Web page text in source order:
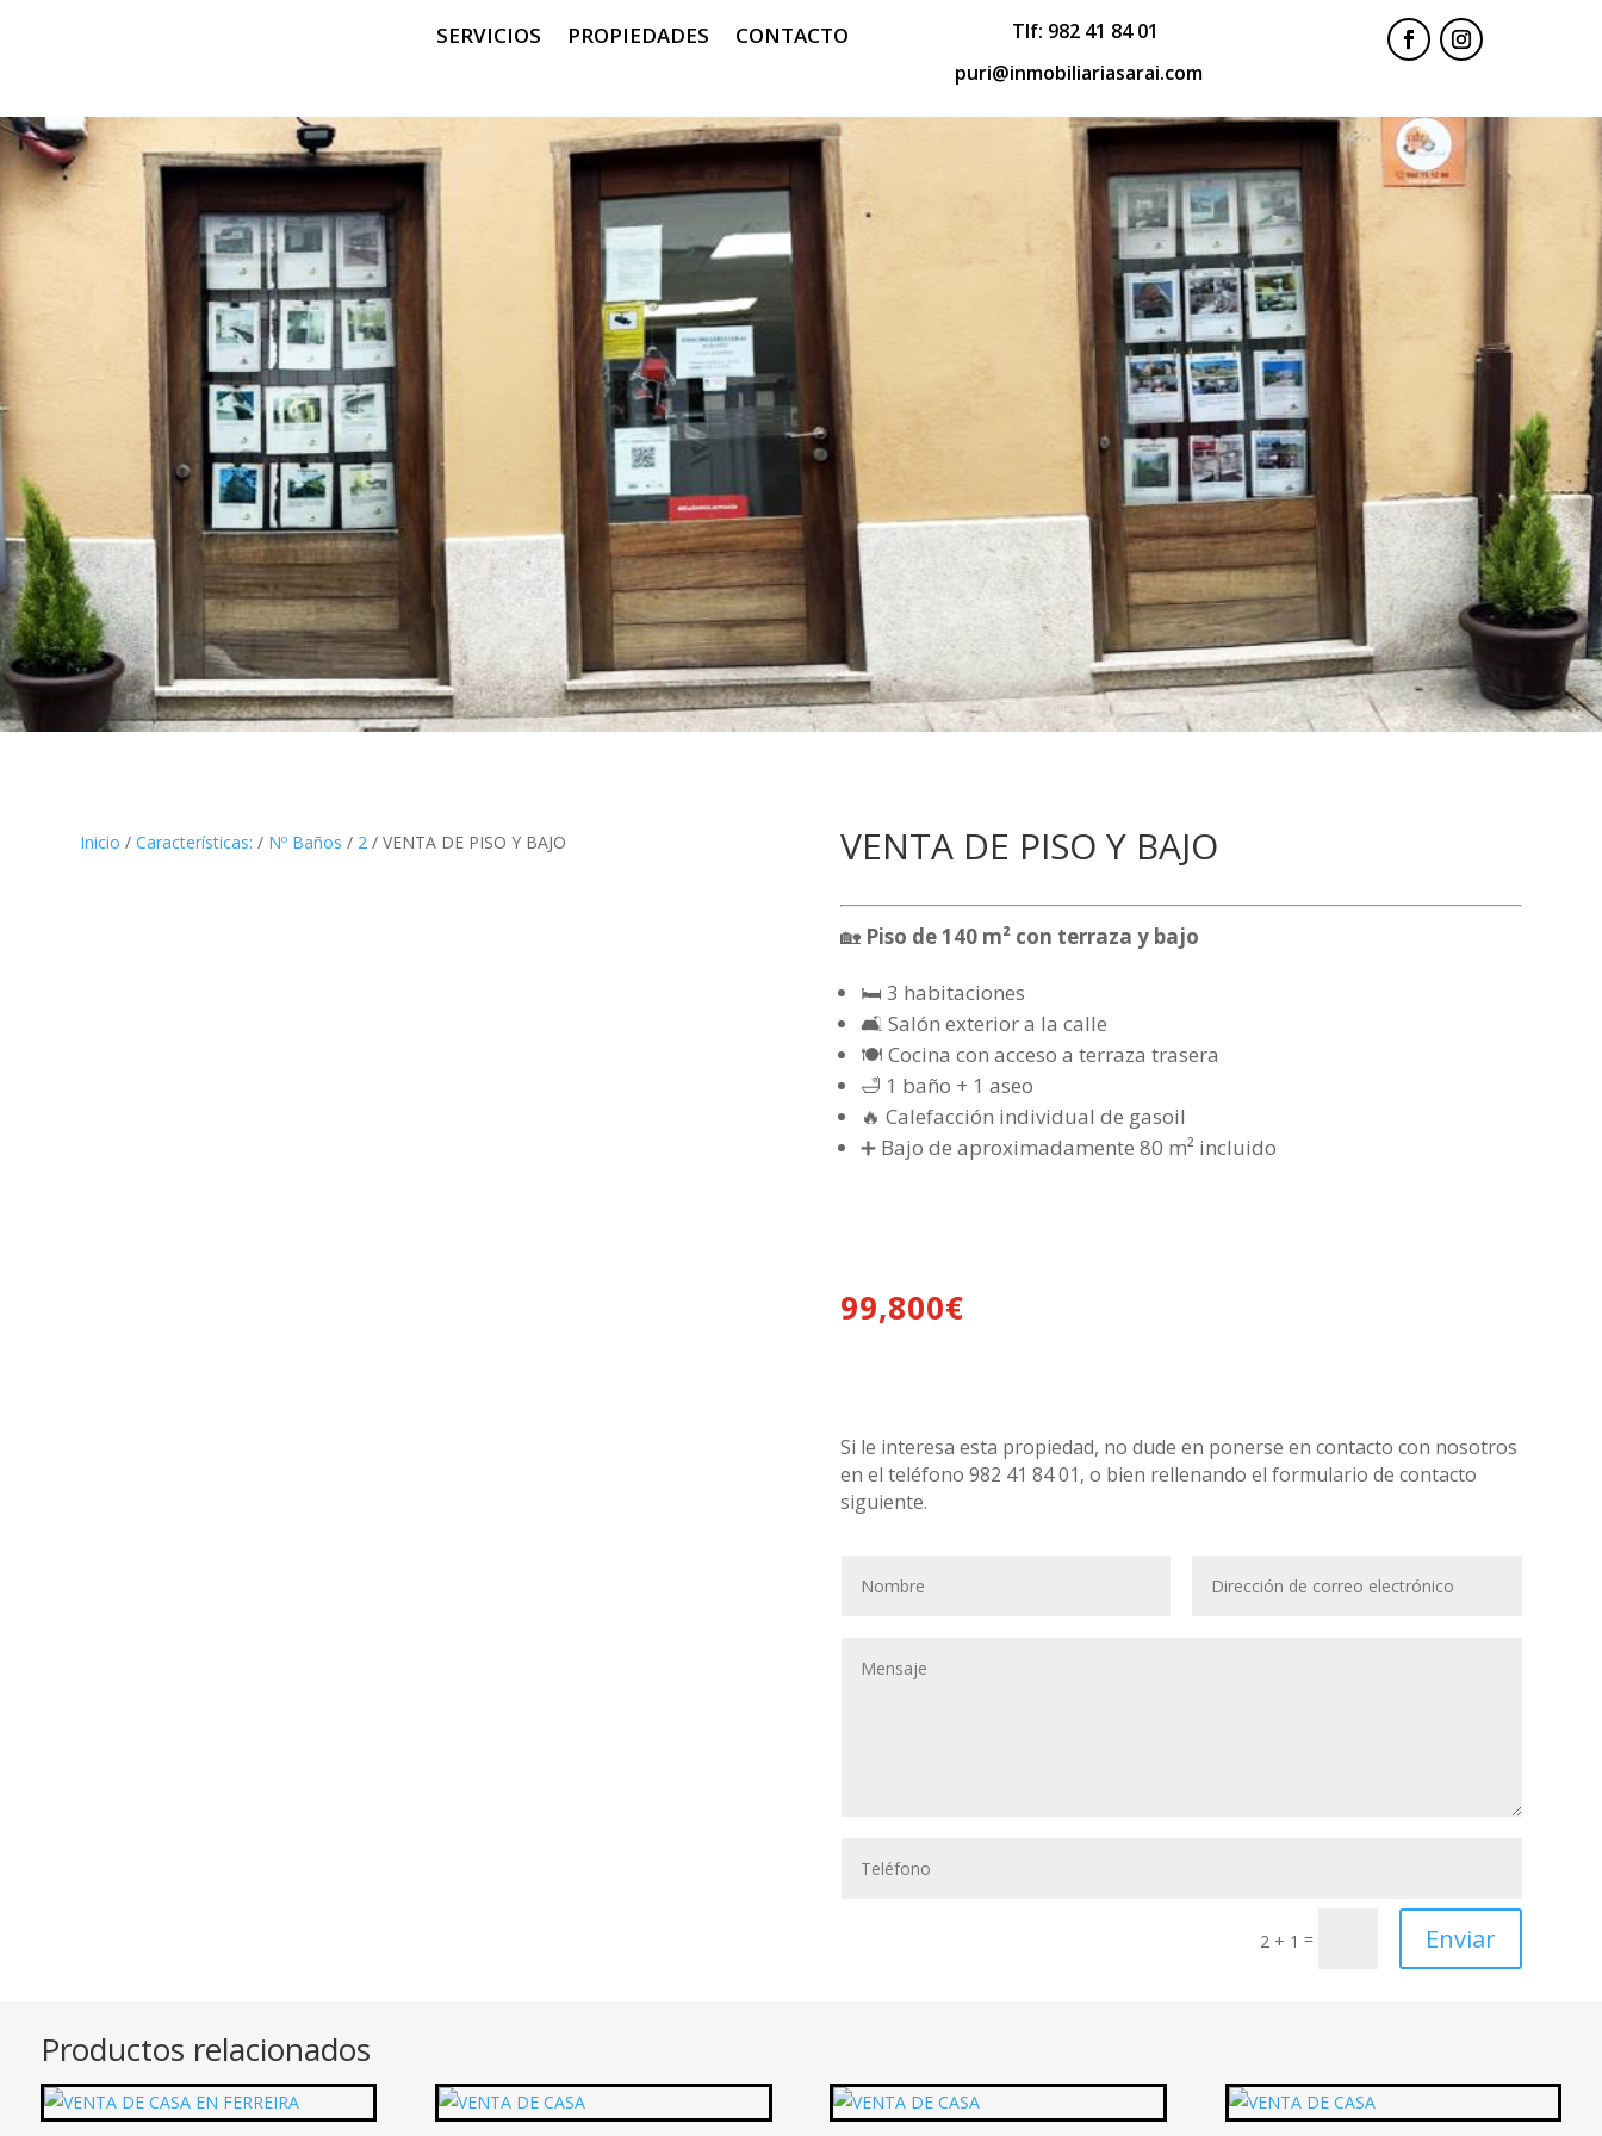
SERVICIOS PROPIEDADES CONTACTO Tlf: 982 41 84 01
puri@inmobiliariasarai.com
Inicio /Características: / Nº Baños / 2 / VENTA DE PISO Y BAJO VENTA DE PISO Y BAJO
🏡 Piso de 140 m² con terraza y bajo
🛏️ 3 habitaciones
🛋️ Salón exterior a la calle
🍽️ Cocina con acceso a terraza trasera
🛁 1 baño + 1 aseo
🔥 Calefacción individual de gasoil
➕ Bajo de aproximadamente 80 m² incluido
99,800€
Si le interesa esta propiedad, no dude en ponerse en contacto con nosotros
en el teléfono 982 41 84 01, o bien rellenando el formulario de contacto
siguiente.
2 + 1 = Enviar
Productos relacionados